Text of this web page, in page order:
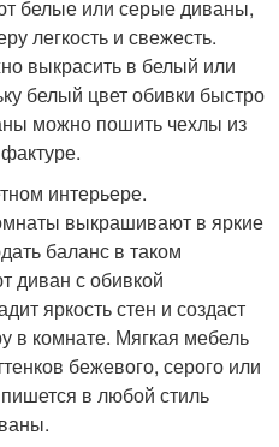
белые или серые диваны,
легкость и свежесть.
выкрасить в белый или
белый цвет обивки быстро
можно пошить чехлы из
интерьере.
выкрашивают в яркие
баланс в таком
диван с обивкой
яркость стен и создаст
в комнате. Мягкая мебель
бежевого, серого или
в любой стиль